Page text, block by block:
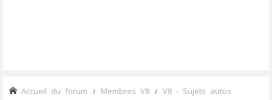
Accueil du forum Membres V8 V8 - Sujets autos